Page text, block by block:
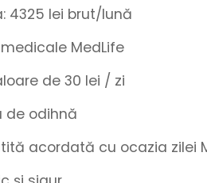
: 4325 lei brut/lună
MedLife
de 30 lei / zi
de odihnă
acordată cu ocazia zilei